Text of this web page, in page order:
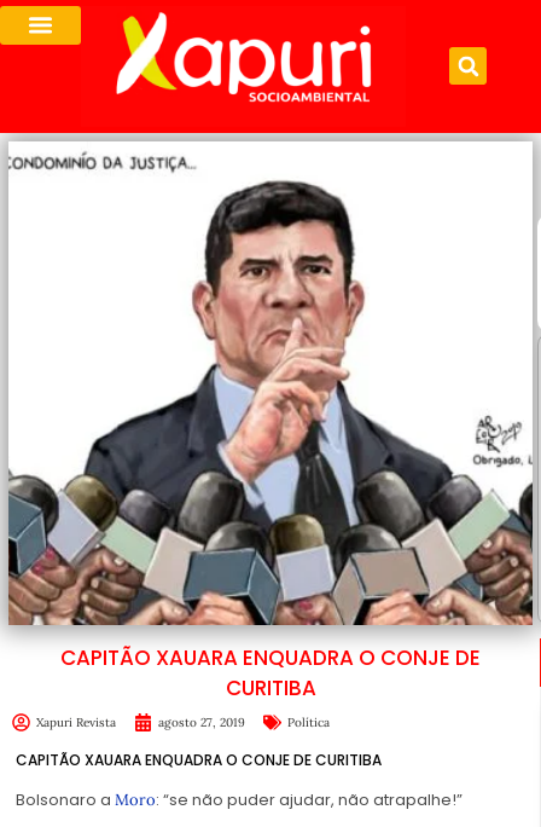
CAPITÃO XAUARA ENQUADRA O CONJE DE
CURITIBA
Xapuri Revista agosto 27, 2019 Política
CAPITÃO XAUARA ENQUADRA O CONJE DE CURITIBA
Bolsonaro a Moro: “se não puder ajudar, não atrapalhe!”